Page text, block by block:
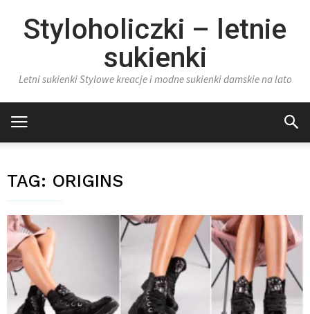
Styloholiczki – letnie
sukienki
Letni sukienki Stylowe kreacje i modne sukienki damskie na lato
TAG: ORIGINS